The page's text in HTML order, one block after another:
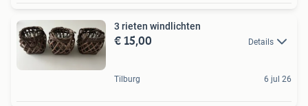
3 rieten windlichten
€ 15,00 Details
Tilburg 6 jul 26